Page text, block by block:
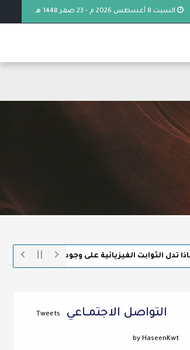
السبت 8 أغسطس 2026 م - 23 صفر 1448 هـ
الفيزيائية على وجود الخالق خطبة
التواصل الاجتمــاعي Tweets
by HaseenKwt